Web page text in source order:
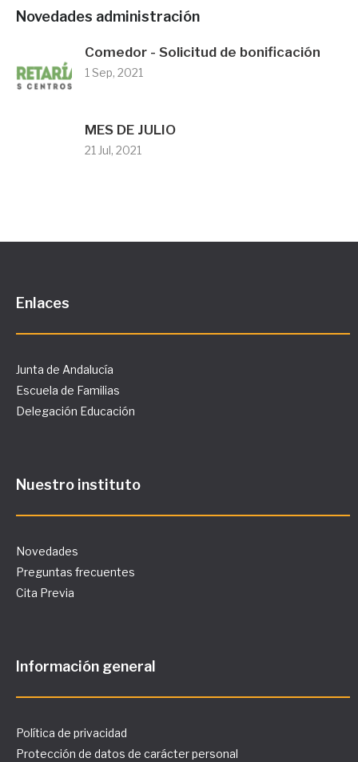
Novedades administración
Comedor - Solicitud de bonificación
1 Sep, 2021
MES DE JULIO
21 Jul, 2021
Enlaces
Junta de Andalucía
Escuela de Familias
Delegación Educación
Nuestro instituto
Novedades
Preguntas frecuentes
Cita Previa
Información general
Política de privacidad
Protección de datos de carácter personal